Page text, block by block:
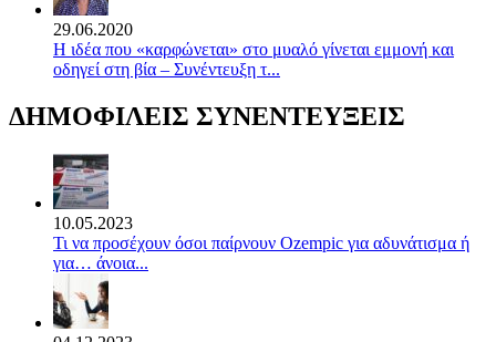
29.06.2020
Η ιδέα που «καρφώνεται» στο μυαλό γίνεται εμμονή και
οδηγεί στη βία – Συνέντευξη τ...
ΔΗΜΟΦΙΛΕΙΣ ΣΥΝΕΝΤΕΥΞΕΙΣ
10.05.2023
Τι να προσέχουν όσοι παίρνουν Ozempic για αδυνάτισμα ή
για… άνοια...